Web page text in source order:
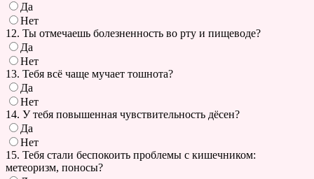
Да
Нет
12. Ты отмечаешь болезненность во рту и пищеводе?
Да
Нет
13. Тебя всё чаще мучает тошнота?
Да
Нет
14. У тебя повышенная чувствительность дёсен?
Да
Нет
15. Тебя стали беспокоить проблемы с кишечником:
метеоризм, поносы?